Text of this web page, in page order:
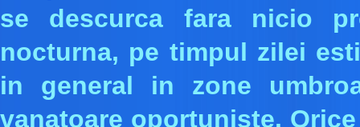
se descurca fara nicio
nocturna, pe timpul zilei
in general in zone
vanatoare oportuniste.